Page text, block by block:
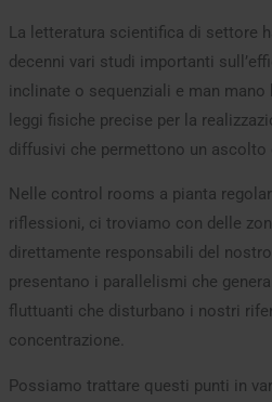
La letteratura scientifica di settore
decenni vari studi importanti
inclinate o sequenziali e man
leggi fisiche precise per la
diffusivi che permettono un ascolto
Nelle control rooms a pianta
riflessioni, ci troviamo con delle
direttamente responsabili del
presentano i parallelismi che
fluttuanti che disturbano i nostri
concentrazione.
Possiamo trattare questi punti in